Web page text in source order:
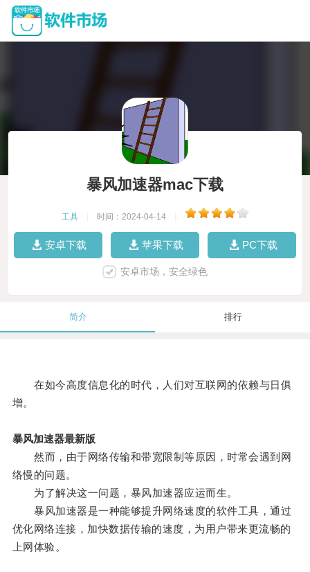
暴风加速器mac下载
工具 时间：2024-04-14
安卓下载 苹果下载 PC下载
安卓市场，安全绿色
简介 排行
在如今高度信息化的时代，人们对互联网的依赖与日俱
增。
暴风加速器最新版
然而，由于网络传输和带宽限制等原因，时常会遇到网
络慢的问题。
为了解决这一问题，暴风加速器应运而生。
暴风加速器是一种能够提升网络速度的软件工具，通过
优化网络连接，加快数据传输的速度，为用户带来更流畅的
上网体验。